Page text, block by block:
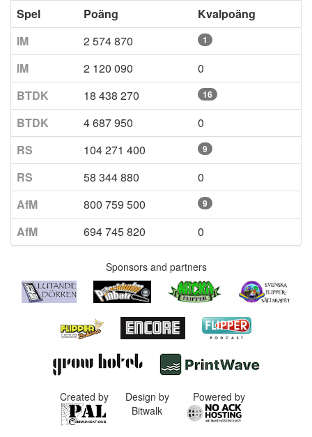
Spel Poäng
Kvalpoäng
IM
2 574 870 1
IM 2 120 090
0
BTDK
18 438 270 16
BTDK 4 687 950
0
RS
104 271 400 9
RS 58 344 880
0
AfM
800 759 500 9
AfM 694 745 820 0
Sponsors and partners
Created by
Design by
Bitwalk
Powered by